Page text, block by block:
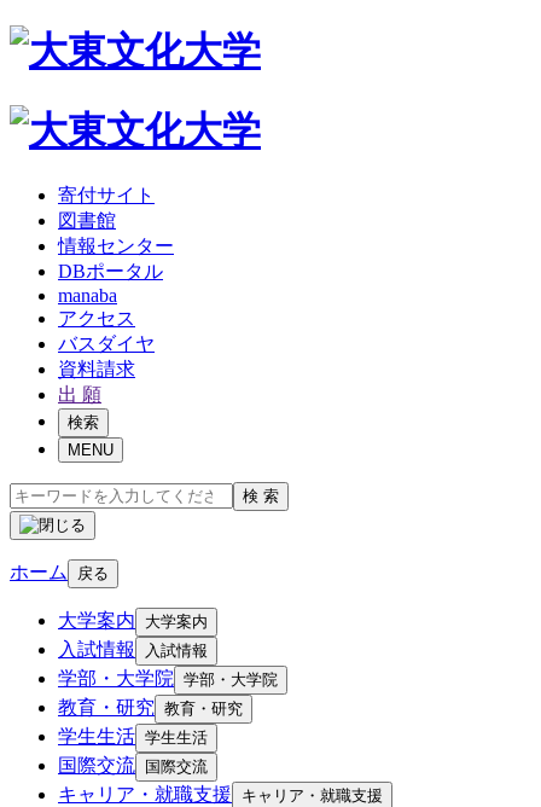
寄付サイト
図書館
情報センター
DBポータル
manaba
アクセス
バスダイヤ
資料請求
出 願
検索
MENU
検 索
ホーム 戻る
大学案内 大学案内
入試情報 入試情報
学部・大学院 学部・大学院
教育・研究 教育・研究
学生生活 学生生活
国際交流 国際交流
キャリア・就職支援 キャリア・就職支援